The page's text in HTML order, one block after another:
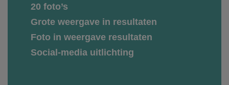
20 foto’s
Grote weergave in resultaten
Foto in weergave resultaten
Social-media uitlichting